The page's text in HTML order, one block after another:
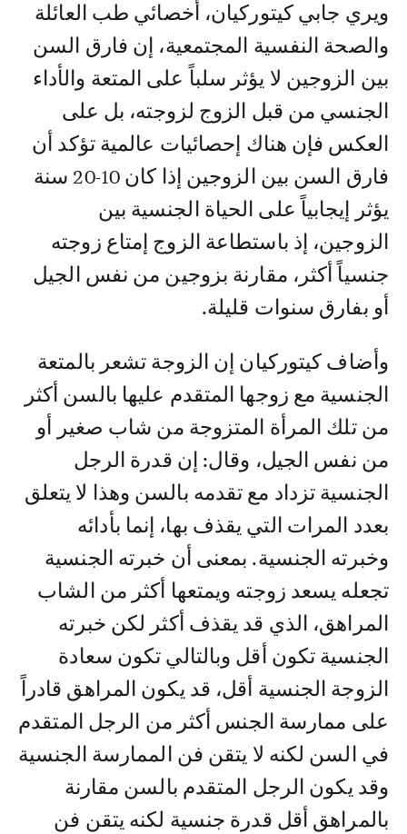
ويري جابي كيتوركيان، أخصائي طب العائلة
والصحة النفسية المجتمعية، إن فارق السن
بين الزوجين لا يؤثر سلباً على المتعة والأداء
الجنسي من قبل الزوج لزوجته، بل على
العكس فإن هناك إحصائيات عالمية تؤكد أن
فارق السن بين الزوجين إذا كان 10-20 سنة
يؤثر إيجابياً على الحياة الجنسية بين
الزوجين، إذ باستطاعة الزوج إمتاع زوجته
جنسياً أكثر، مقارنة بزوجين من نفس الجيل
أو بفارق سنوات قليلة.
وأضاف كيتوركيان إن الزوجة تشعر بالمتعة
الجنسية مع زوجها المتقدم عليها بالسن أكثر
من تلك المرأة المتزوجة من شاب صغير أو
من نفس الجيل، وقال: إن قدرة الرجل
الجنسية تزداد مع تقدمه بالسن وهذا لا يتعلق
بعدد المرات التي يقذف بها، إنما بأدائه
وخبرته الجنسية. بمعنى أن خبرته الجنسية
تجعله يسعد زوجته ويمتعها أكثر من الشاب
المراهق، الذي قد يقذف أكثر لكن خبرته
الجنسية تكون أقل وبالتالي تكون سعادة
الزوجة الجنسية أقل، قد يكون المراهق قادراً
على ممارسة الجنس أكثر من الرجل المتقدم
في السن لكنه لا يتقن فن الممارسة الجنسية
وقد يكون الرجل المتقدم بالسن مقارنة
بالمراهق أقل قدرة جنسية لكنه يتقن فن